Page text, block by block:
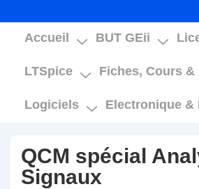
Main
Accueil BUT GEii
LTSpice Fiches, Cours &
Logiciels Electronique &
QCM spécial
Signaux